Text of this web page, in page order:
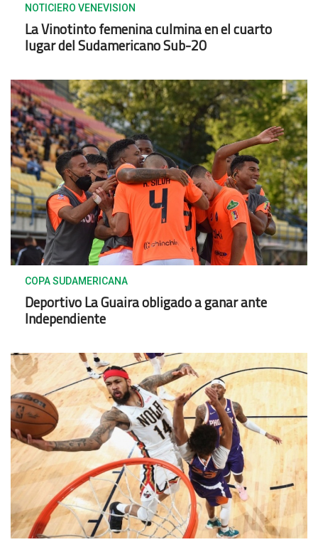
NOTICIERO VENEVISION
La Vinotinto femenina culmina en el cuarto
lugar del Sudamericano Sub-20
COPA SUDAMERICANA
Deportivo La Guaira obligado a ganar ante
Independiente